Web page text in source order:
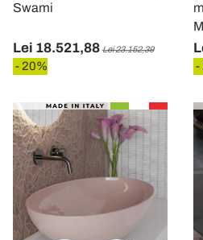
nostri partner che si occupano
pubblicità e social media, i quali
con altre informazioni che ha
raccolto dal suo utilizzo dei loro
Swami
Lei 18.521,88 Lei 23.152,39
- 20% -